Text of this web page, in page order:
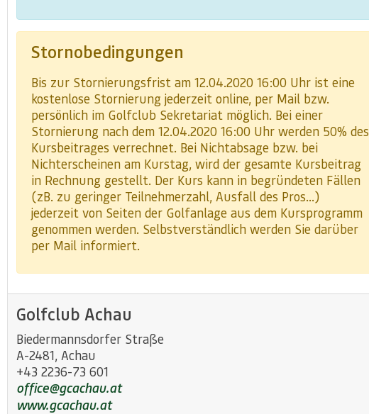
Stornobedingungen
Bis zur Stornierungsfrist am 12.04.2020 16:00 Uhr ist eine
kostenlose Stornierung jederzeit online, per Mail bzw.
persönlich im Golfclub Sekretariat möglich. Bei einer
Stornierung nach dem 12.04.2020 16:00 Uhr werden 50% des
Kursbeitrages verrechnet. Bei Nichtabsage bzw. bei
Nichterscheinen am Kurstag, wird der gesamte Kursbeitrag
in Rechnung gestellt. Der Kurs kann in begründeten Fällen
(zB. zu geringer Teilnehmerzahl, Ausfall des Pros...)
jederzeit von Seiten der Golfanlage aus dem Kursprogramm
genommen werden. Selbstverständlich werden Sie darüber
per Mail informiert.
Golfclub Achau
Biedermannsdorfer Straße
A-2481, Achau
+43 2236-73 601
office@gcachau.at
www.gcachau.at